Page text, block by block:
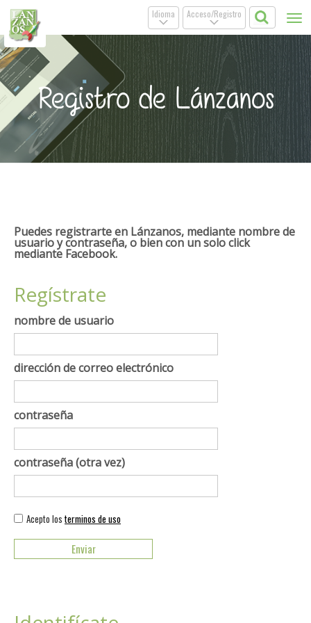
Acceso/Registro
.
Idioma
.
Registro de Lánzanos
Puedes registrarte en Lánzanos, mediante nombre de
usuario y contraseña, o bien con un solo click
mediante Facebook.
Regístrate
nombre de usuario
dirección de correo electrónico
contraseña
contraseña (otra vez)
Acepto los terminos de uso